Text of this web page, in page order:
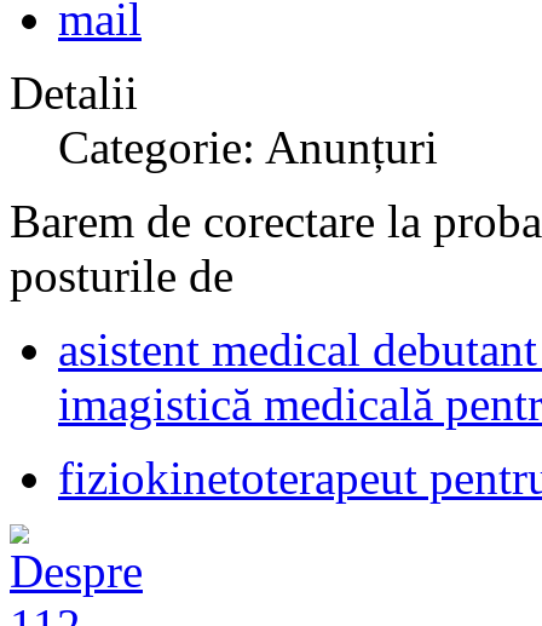
Detalii
Categorie: Anunțuri
Barem de corectare la
posturile de
asistent medical
imagistică medicală
fiziokinetoterapeut